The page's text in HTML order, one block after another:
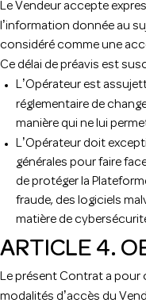
Le Vendeur accepte
’information donnée au
considéré comme une
Ce délai de préavis est
L’Opérateur est
réglementaire de
manière qui ne lui
L’Opérateur doit
générales pour faire
de protéger la
fraude, des logiciels
matière de
ARTICLE 4.
Le présent Contrat a
modalités d ’accès du